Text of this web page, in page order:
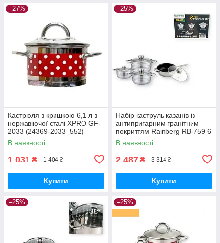
–27%
Кастрюля з кришкою 6,1 л з
нержавіючої сталі XPRO GF-
2033 (24369-2033_552)
В наявності
1 031 ₴ 1 404 ₴
Купити
–25%
Набір каструль казанів із
антипригарним гранітним
покриттям Rainberg RB-759 6
предметів багатошарове дно
чорний (RB-759_8610)
В наявності
2 487 ₴ 3 314 ₴
Купити
–25% –25%